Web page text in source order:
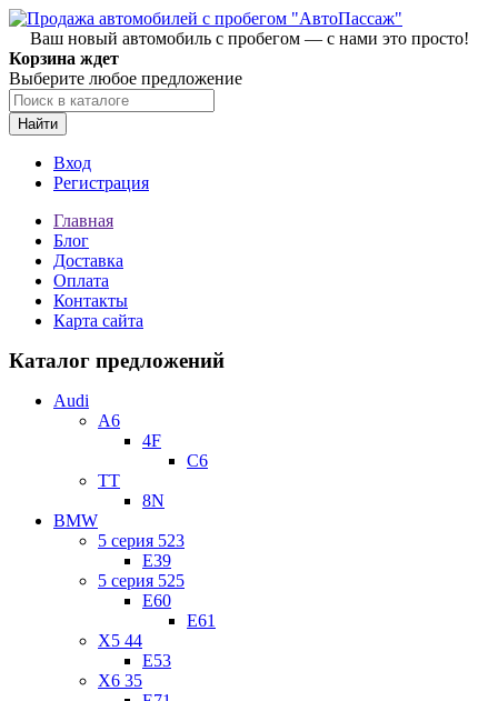
Ваш новый автомобиль с пробегом — с нами это просто!
Корзина ждет
Выберите любое предложение
Найти
Вход
Регистрация
Главная
Блог
Доставка
Оплата
Контакты
Карта сайта
Каталог предложений
Audi
A6
4F
C6
TT
8N
BMW
5 серия 523
E39
5 серия 525
E60
E61
X5 44
E53
X6 35